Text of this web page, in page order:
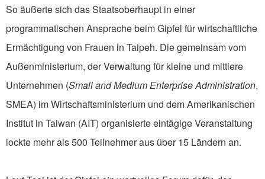
So äußerte sich das Staatsoberhaupt in einer
programmatischen Ansprache beim Gipfel für wirtschaftliche
Ermächtigung von Frauen in Taipeh. Die gemeinsam vom
Außenministerium, der Verwaltung für kleine und mittlere
Unternehmen (Small and Medium Enterprise Administration,
SMEA) im Wirtschaftsministerium und dem Amerikanischen
Institut in Taiwan (AIT) organisierte eintägige Veranstaltung
lockte mehr als 500 Teilnehmer aus über 15 Ländern an.